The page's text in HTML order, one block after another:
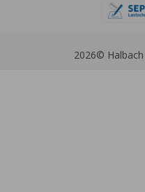
2026© Halbach